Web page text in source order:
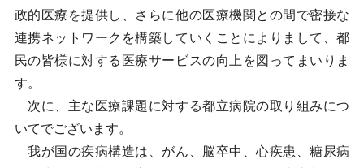
政的医療を提供し、さらに他の医療機関との間で密接な
連携ネットワークを構築していくことによりまして、都
民の皆様に対する医療サービスの向上を図ってまいりま
す。
次に、主な医療課題に対する都立病院の取り組みにつ
いてでございます。
我が国の疾病構造は、がん、脳卒中、心疾患、糖尿病